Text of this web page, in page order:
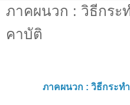
ภาคผนวก : วิธีกระ
คาบัติ
ภาคผนวก : วิธีกระท